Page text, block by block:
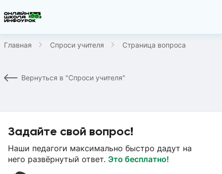
Главная Спроси учителя Страница вопроса
Вернуться в "Спроси учителя"
Задайте свой вопрос!
Наши педагоги максимально быстро дадут на
него развёрнутый ответ. Это бесплатно!